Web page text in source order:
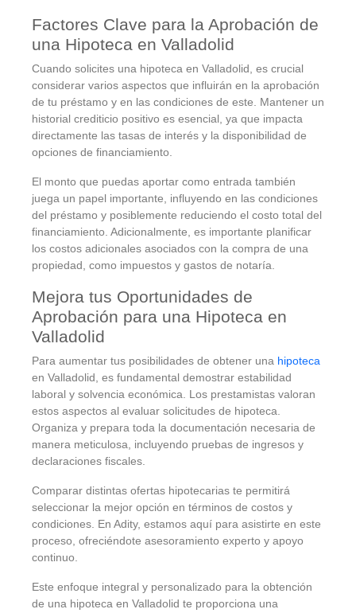
Factores Clave para la Aprobación de
una Hipoteca en Valladolid
Cuando solicites una hipoteca en Valladolid, es crucial
considerar varios aspectos que influirán en la aprobación
de tu préstamo y en las condiciones de este. Mantener un
historial crediticio positivo es esencial, ya que impacta
directamente las tasas de interés y la disponibilidad de
opciones de financiamiento.
El monto que puedas aportar como entrada también
juega un papel importante, influyendo en las condiciones
del préstamo y posiblemente reduciendo el costo total del
financiamiento. Adicionalmente, es importante planificar
los costos adicionales asociados con la compra de una
propiedad, como impuestos y gastos de notaría.
Mejora tus Oportunidades de
Aprobación para una Hipoteca en
Valladolid
Para aumentar tus posibilidades de obtener una hipoteca
en Valladolid, es fundamental demostrar estabilidad
laboral y solvencia económica. Los prestamistas valoran
estos aspectos al evaluar solicitudes de hipoteca.
Organiza y prepara toda la documentación necesaria de
manera meticulosa, incluyendo pruebas de ingresos y
declaraciones fiscales.
Comparar distintas ofertas hipotecarias te permitirá
seleccionar la mejor opción en términos de costos y
condiciones. En Adity, estamos aquí para asistirte en este
proceso, ofreciéndote asesoramiento experto y apoyo
continuo.
Este enfoque integral y personalizado para la obtención
de una hipoteca en Valladolid te proporciona una